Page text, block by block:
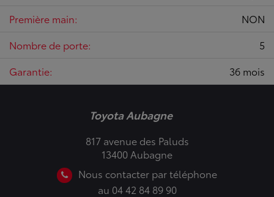
Première main:
NON
Nombre de porte:
5
Garantie:
36 mois
Toyota Aubagne
817 avenue des Paluds
13400 Aubagne
Nous contacter par téléphone
au 04 42 84 89 90